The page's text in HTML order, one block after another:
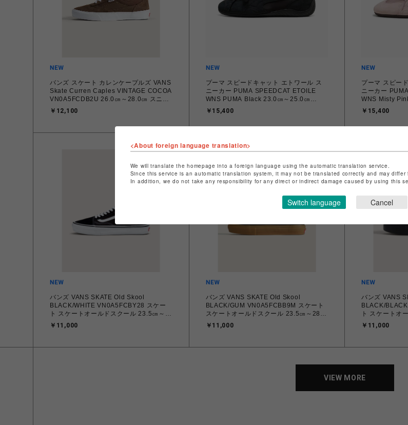
バンズ スケート カレンケープルズ VANS
Skate Curren Caples VINTAGE COCOA
VN0A5FCDB2U 26.0㎝～28.0㎝ スニー
カー メンズ シューズ 0198266422336
【送料無料 北海道/沖縄/離島を除く】
￥12,100
プーマ スピードキャット エトワール ス
ニーカー PUMA SPEEDCAT ETOILE
WNS PUMA Black 23.0㎝～25.0㎝
407673_02 4070032779683 【送料無
料 北海道/沖縄/離島を除く】
￥15,400
プーマ スピー
ニーカー
WNS Misty
23.0cm～25.0
￥15,400
バンズ VANS SKATE Old Skool
BLACK/WHITE VN0A5FCBY28 スケー
ト スケートオールドスクール 23.5㎝～
28.0㎝ スニーカー メンズ レディース シ
ューズ 0194905586605 【送料無料 北海
￥11,000
バンズ VANS SKATE Old Skool
BLACK/GUM VN0A5FCBB9M スケート
スケートオールドスクール 23.5㎝～28.0
㎝ スニーカー メンズ レディース シュー
ズ 0194905588708 【送料無料 北海道/
￥11,000
バンズ VANS
BLACK/
ト スケートオール
28.0㎝ スニー
￥11,000
VIEW MORE
VIEW MORE
<About foreign language translation>
We will translate the homepage into a foreign language using the automatic translation service.
Since this service is an automatic translation system, it may not be translated correctly and may
In addition, we do not take any responsibility for any direct or indirect damage caused by using this
Switch language Cancel